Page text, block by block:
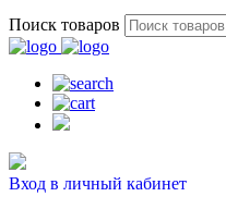
Поиск товаров
Вход в личный кабинет